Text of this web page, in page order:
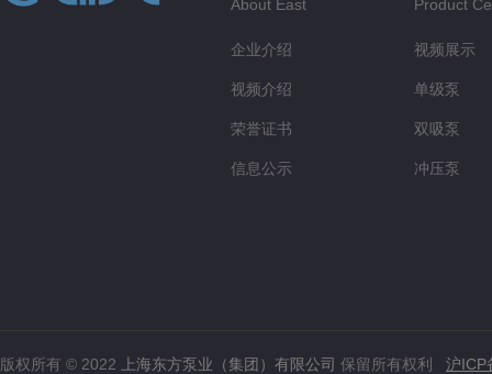
About East
企业介绍
视频介绍
荣誉证书
信息公示
Product
视频展示
单级泵
双吸泵
冲压泵
版权所有 © 2022 上海东方泵业（集团）有限公司 保留所有权利 沪ICP